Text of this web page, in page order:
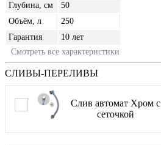
Глубина, см
50
Объём, л
250
Гарантия
10 лет
Смотреть все характеристики
СЛИВЫ-ПЕРЕЛИВЫ
Слив автомат Хром с
сеточкой